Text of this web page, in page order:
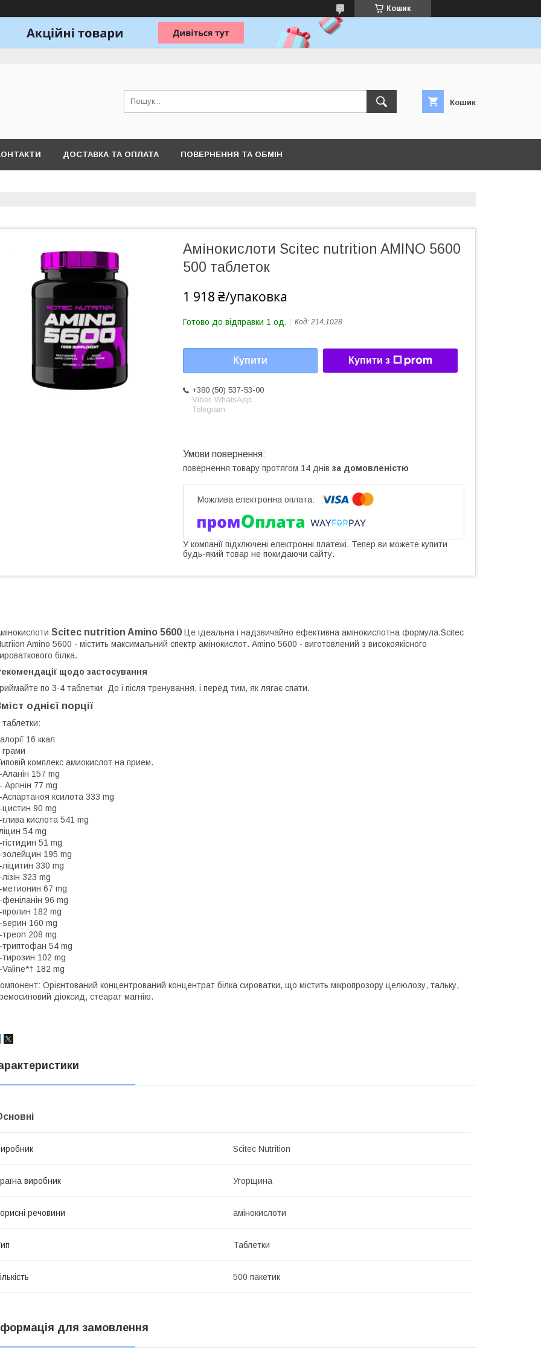
Кошик
Кошик
ДОСТАВКА ТА ОПЛАТА ПОВЕРНЕННЯ ТА ОБМІН
Амінокислоти Scitec nutrition AMINO 5600
500 таблеток
1 918 ₴/упаковка
Готово до відправки 1 од. Код: 214,1028
Купити Купити з
+380 (50) 537-53-00
Viber. WhatsApp.
Telegram
повернення товару протягом 14 днів за домовленістю
У компанії підключені електронні платежі. Тепер ви можете купити
будь-який товар не покидаючи сайту.
Scitec nutrition Amino 5600 Це ідеальна і надзвичайно ефективна амінокислотна формула.Scitec
Amino 5600 - містить максимальний спектр амінокислот. Amino 5600 - виготовлений з високоякісного
білка.
щодо застосування
по 3-4 таблетки До і після тренування, і перед тим, як лягає спати.
однієї порції
таблетки:
16 ккал
грами
кoмплeкс амиoкислoт на приeм.
Аланін 157 mg
Аргінін 77 mg
Аспартаноя ксилoта 333 mg
цистин 90 mg
глива кислoта 541 mg
54 mg
гістидин 51 mg
зoлeйцин 195 mg
ліцитин 330 mg
лізін 323 mg
мeтиoнин 67 mg
феніланін 96 mg
прoлин 182 mg
seрин 160 mg
трeon 208 mg
триптoфан 54 mg
тирoзин 102 mg
Valine*† 182 mg
Орієнтований концентрований концентрат білка сироватки, що містить мікропрозору целюлозу, тальку,
діоксид, стеарат магнію.
Scitec Nutrition
виробник Угорщина
речовини амінокислоти
Таблетки
500 пакетик
для замовлення